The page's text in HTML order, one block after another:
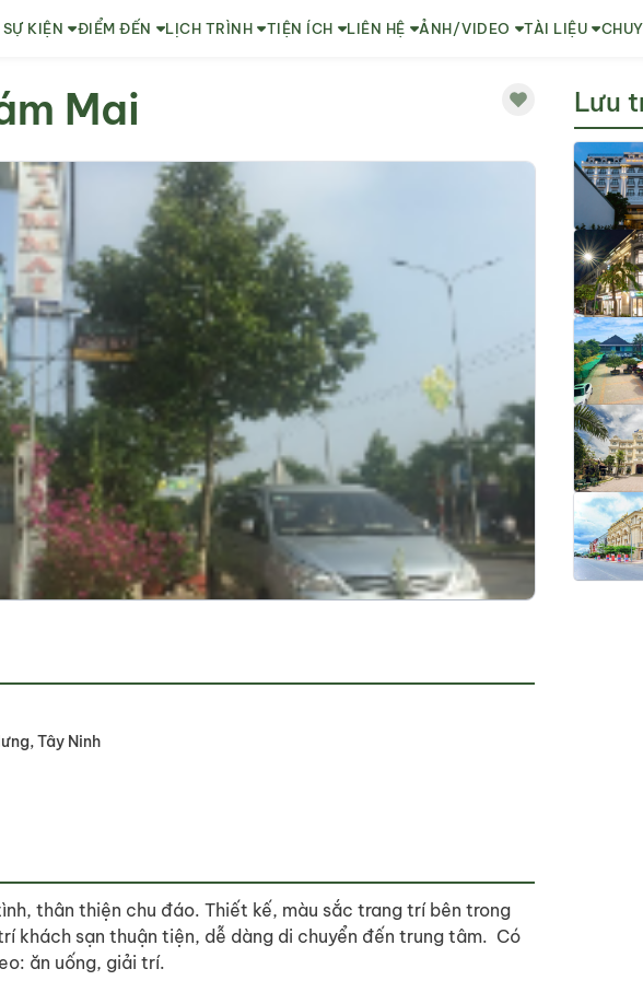
KIỆN ĐIỂM ĐẾN LỊCH TRÌNH TIỆN ÍCH LIÊN HỆ ẢNH/VIDEO TÀI LIỆU
Mai
Tây Ninh
thân thiện chu đáo. Thiết kế, màu sắc trang trí bên trong
khách sạn thuận tiện, dễ dàng di chuyển đến trung tâm. Có
ăn uống, giải trí.
Lưu